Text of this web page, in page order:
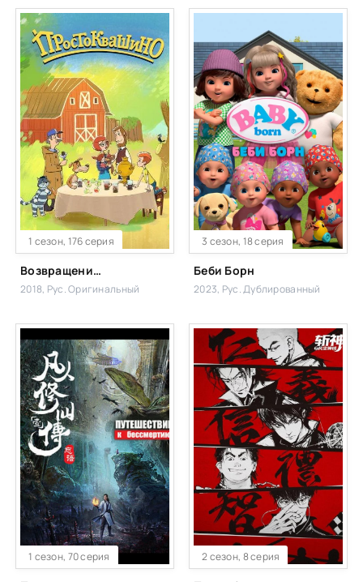
1 сезон, 176 серия
Возвращение в Простоквашино
2018, Рус. Оригинальный
3 сезон, 18 серия
Беби Борн
2023, Рус. Дублированный
1 сезон, 70 серия 2 сезон, 8 серия